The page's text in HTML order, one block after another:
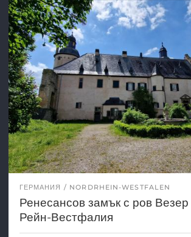
ГЕРМАНИЯ NORDRHEIN-WESTFALEN
Ренесансов замък с ров
Рейн-Вестфалия